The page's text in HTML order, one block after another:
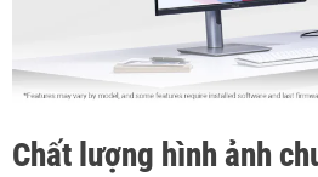
Chất lượng hình ảnh